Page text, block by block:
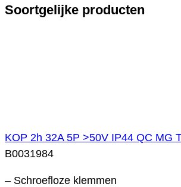
Soortgelijke producten
KOP 2h 32A 5P >50V IP44 QC MG
B0031984
– Schroefloze klemmen